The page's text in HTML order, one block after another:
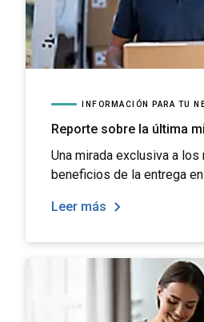
INFORMACIÓN PARA TU
Reporte sobre la última
Una mirada exclusiva a
beneficios de la entrega
Leer más